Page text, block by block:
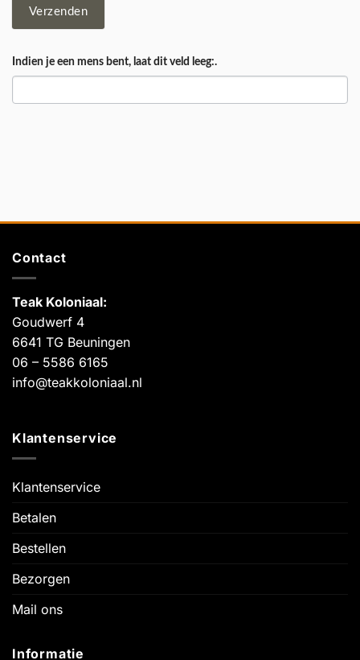
Verzenden
Indien je een mens bent, laat dit veld leeg:.
Contact
Teak Koloniaal:
Goudwerf 4
6641 TG Beuningen
06 – 5586 6165
info@teakkoloniaal.nl
Klantenservice
Klantenservice
Betalen
Bestellen
Bezorgen
Mail ons
Informatie